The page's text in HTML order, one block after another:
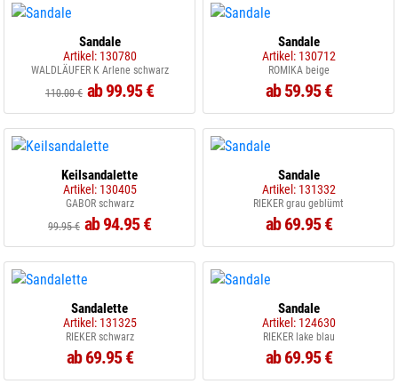
Sandale
Artikel: 130780
WALDLÄUFER K Arlene schwarz
110.00 € ab 99.95 €
Sandale
Artikel: 130712
ROMIKA beige
ab 59.95 €
Keilsandalette
Artikel: 130405
GABOR schwarz
99.95 € ab 94.95 €
Sandale
Artikel: 131332
RIEKER grau geblümt
ab 69.95 €
Sandalette
Artikel: 131325
RIEKER schwarz
ab 69.95 €
Sandale
Artikel: 124630
RIEKER lake blau
ab 69.95 €